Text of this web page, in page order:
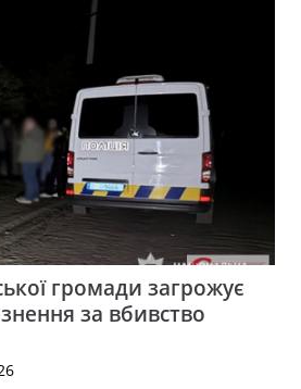
громади загрожує
за вбивство